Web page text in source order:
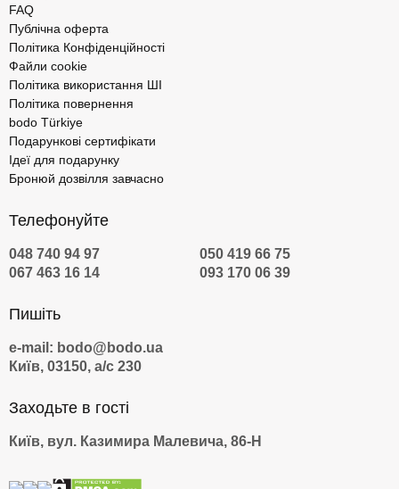
FAQ
Публічна оферта
Політика Конфіденційності
Файли cookie
Політика використання ШІ
Політика повернення
bodo Türkiye
Подарункові сертифікати
Ідеї для подарунку
Бронюй дозвілля завчасно
Телефонуйте
048 740 94 97
050 419 66 75
067 463 16 14
093 170 06 39
Пишіть
e-mail: bodo@bodo.ua
Київ, 03150, а/с 230
Заходьте в гості
Київ, вул. Казимира Малевича, 86-Н